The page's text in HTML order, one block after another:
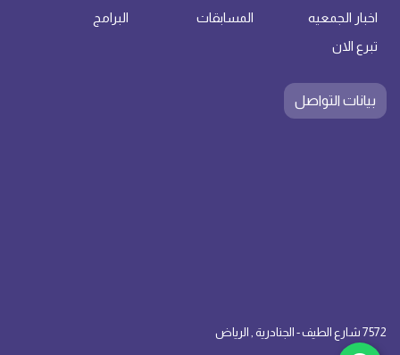
اخبار الجمعيه
المسابقات
البرامج
تبرع الان
بيانات التواصل
7572 شارع الطيف - الجنادرية , الرياض